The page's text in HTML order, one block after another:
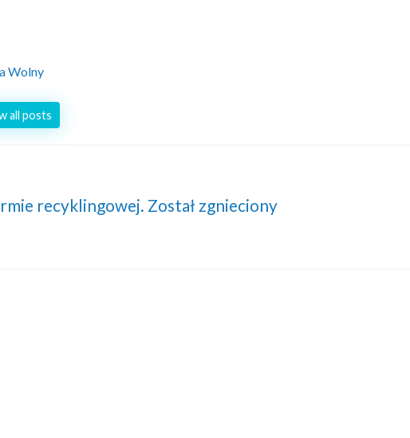
Wolny
all posts
recyklingowej. Został zgnieciony